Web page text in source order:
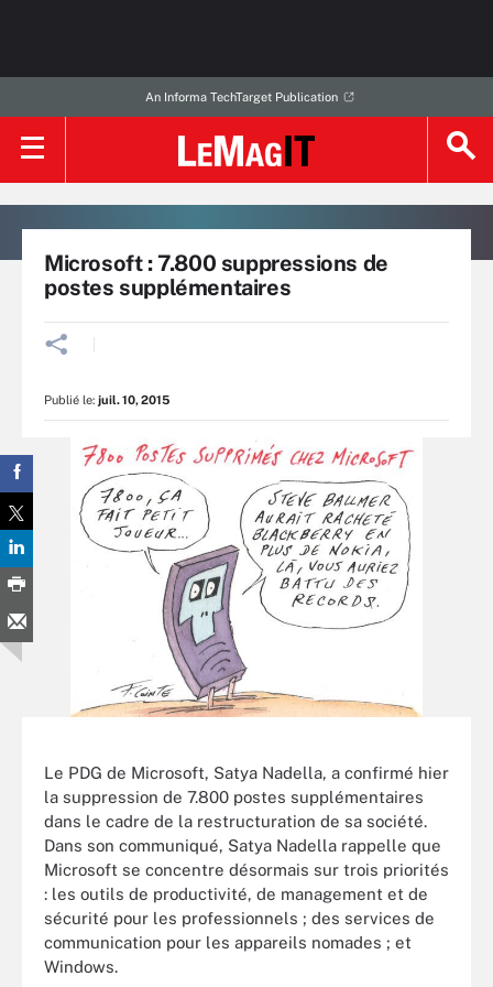
An Informa TechTarget Publication
Microsoft : 7.800 suppressions de
postes supplémentaires
Publié le: juil. 10, 2015
Le PDG de Microsoft, Satya Nadella, a confirmé hier
la suppression de 7.800 postes supplémentaires
dans le cadre de la restructuration de sa société.
Dans son communiqué, Satya Nadella rappelle que
Microsoft se concentre désormais sur trois priorités
: les outils de productivité, de management et de
sécurité pour les professionnels ; des services de
communication pour les appareils nomades ; et
Windows.